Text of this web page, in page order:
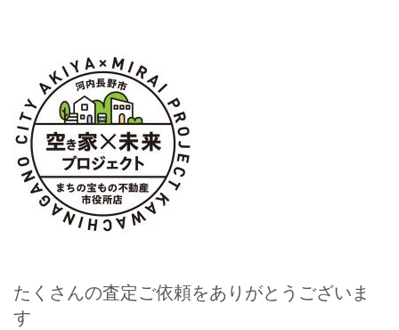
たくさんの査定ご依頼をありがとうございま
す